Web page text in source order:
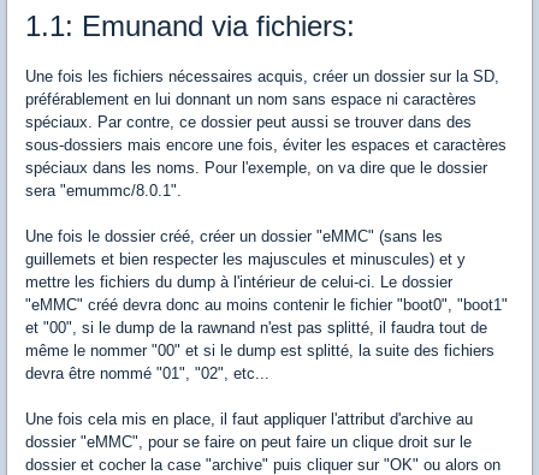
1.1: Emunand via fichiers:
Une fois les fichiers nécessaires acquis, créer un dossier sur la SD,
préférablement en lui donnant un nom sans espace ni caractères
spéciaux. Par contre, ce dossier peut aussi se trouver dans des
sous-dossiers mais encore une fois, éviter les espaces et caractères
spéciaux dans les noms. Pour l'exemple, on va dire que le dossier
sera "emummc/8.0.1".
Une fois le dossier créé, créer un dossier "eMMC" (sans les
guillemets et bien respecter les majuscules et minuscules) et y
mettre les fichiers du dump à l'intérieur de celui-ci. Le dossier
"eMMC" créé devra donc au moins contenir le fichier "boot0", "boot1"
et "00", si le dump de la rawnand n'est pas splitté, il faudra tout de
même le nommer "00" et si le dump est splitté, la suite des fichiers
devra être nommé "01", "02", etc...
Une fois cela mis en place, il faut appliquer l'attribut d'archive au
dossier "eMMC", pour se faire on peut faire un clique droit sur le
dossier et cocher la case "archive" puis cliquer sur "OK" ou alors on